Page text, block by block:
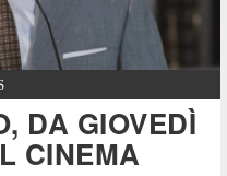
DA GIOVEDÌ
CINEMA